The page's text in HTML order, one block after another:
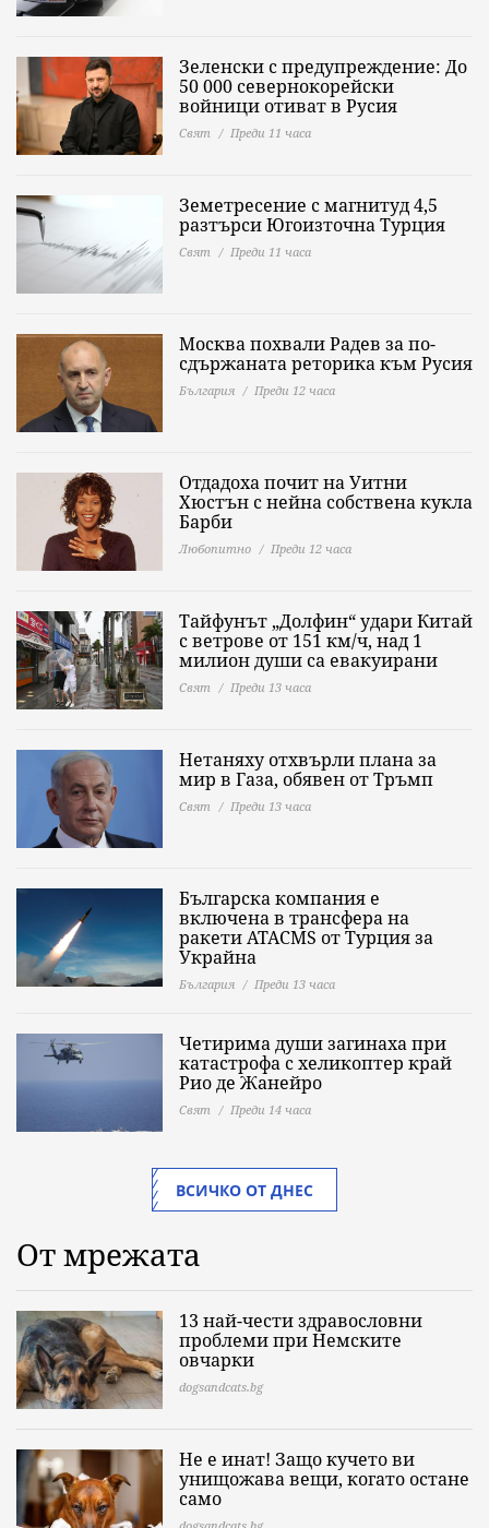
Зеленски с предупреждение: До
50 000 севернокорейски
войници отиват в Русия
Свят Преди 11 часа
Земетресение с магнитуд 4,5
разтърси Югоизточна Турция
Свят Преди 11 часа
Москва похвали Радев за по-
сдържаната реторика към Русия
България Преди 12 часа
Отдадоха почит на Уитни
Хюстън с нейна собствена кукла
Барби
Любопитно Преди 12 часа
Тайфунът „Долфин“ удари Китай
с ветрове от 151 км/ч, над 1
милион души са евакуирани
Свят Преди 13 часа
Нетаняху отхвърли плана за
мир в Газа, обявен от Тръмп
Свят Преди 13 часа
Българска компания е
включена в трансфера на
ракети ATACMS от Турция за
Украйна
България Преди 13 часа
Четирима души загинаха при
катастрофа с хеликоптер край
Рио де Жанейро
Свят Преди 14 часа
ВСИЧКО ОТ ДНЕС
От мрежата
13 най-чести здравословни
проблеми при Немските
овчарки
dogsandcats.bg
Не е инат! Защо кучето ви
унищожава вещи, когато остане
само